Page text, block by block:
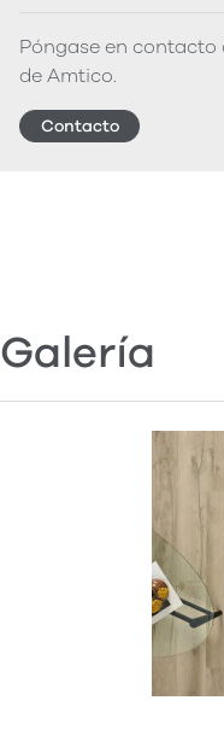
Póngase en
de Amtico.
Contacto
Galería